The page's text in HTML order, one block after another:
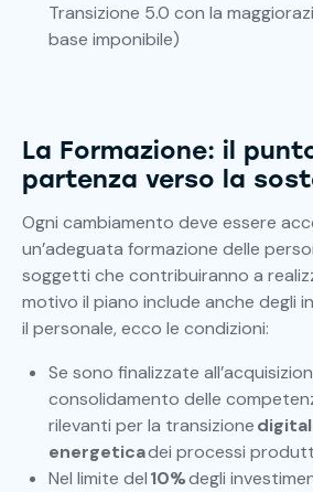
Transizione 5.0 con la
base imponibile)
La Formazione: il
partenza verso la
Ogni cambiamento deve essere
un’adeguata formazione delle
soggetti che contribuiranno a
motivo il piano include anche degli
il personale, ecco le condizioni:
Se sono finalizzate
consolidamento delle
rilevanti per la transizione
energeticadei processi
Nel limite del10%degli